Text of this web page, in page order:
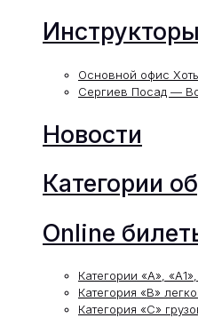
Инструкторы
Основной офис
Сергиев Посад —
Новости
Категории
Online
Категории «А»,
Категория «В»
Категория «С»